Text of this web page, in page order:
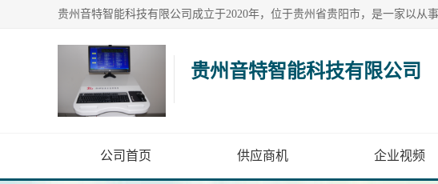
贵州音特智能科技有限公司
公司首页 供应商机 企业视频